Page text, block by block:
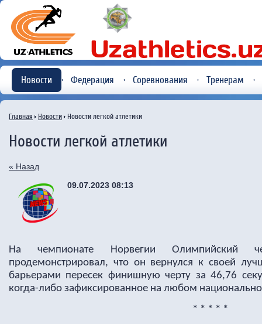
Новости Федерация Соревнования Тренерам
Главная Новости Новости легкой атлетики
Новости легкой атлетики
« Назад
09.07.2023 08:13
На чемпионате Норвегии Олимпийский
продемонстрировал, что он вернулся к своей
барьерами пересек финишную черту за 46,76
когда-либо зафиксированное на любом
* * * * *